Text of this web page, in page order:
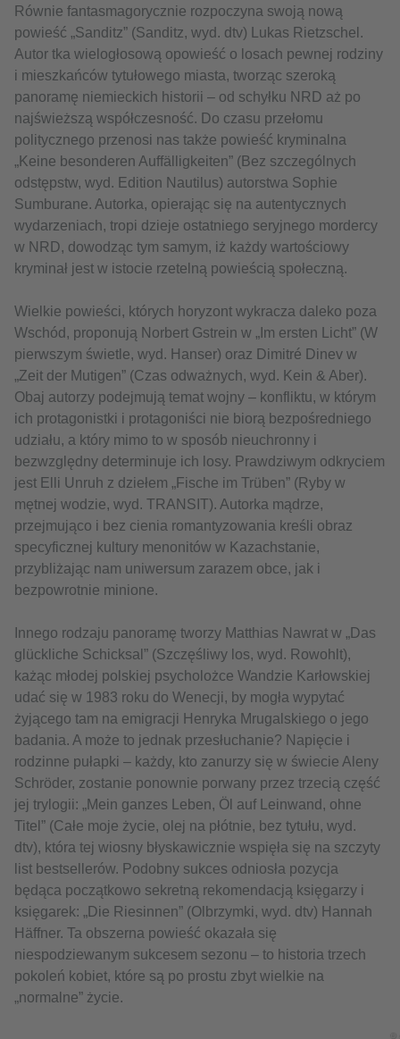
Równie fantasmagorycznie rozpoczyna swoją nową
powieść „Sanditz” (Sanditz, wyd. dtv) Lukas Rietzschel.
Autor tka wielogłosową opowieść o losach pewnej rodziny
i mieszkańców tytułowego miasta, tworząc szeroką
panoramę niemieckich historii – od schyłku NRD aż po
najświeższą współczesność. Do czasu przełomu
politycznego przenosi nas także powieść kryminalna
„Keine besonderen Auffälligkeiten” (Bez szczególnych
odstępstw, wyd. Edition Nautilus) autorstwa Sophie
Sumburane. Autorka, opierając się na autentycznych
wydarzeniach, tropi dzieje ostatniego seryjnego mordercy
w NRD, dowodząc tym samym, iż każdy wartościowy
kryminał jest w istocie rzetelną powieścią społeczną.
Wielkie powieści, których horyzont wykracza daleko poza
Wschód, proponują Norbert Gstrein w „Im ersten Licht” (W
pierwszym świetle, wyd. Hanser) oraz Dimitré Dinev w
„Zeit der Mutigen” (Czas odważnych, wyd. Kein & Aber).
Obaj autorzy podejmują temat wojny – konfliktu, w którym
ich protagonistki i protagoniści nie biorą bezpośredniego
udziału, a który mimo to w sposób nieuchronny i
bezwzględny determinuje ich losy. Prawdziwym odkryciem
jest Elli Unruh z dziełem „Fische im Trüben” (Ryby w
mętnej wodzie, wyd. TRANSIT). Autorka mądrze,
przejmująco i bez cienia romantyzowania kreśli obraz
specyficznej kultury menonitów w Kazachstanie,
przybliżając nam uniwersum zarazem obce, jak i
bezpowrotnie minione.
Innego rodzaju panoramę tworzy Matthias Nawrat w „Das
glückliche Schicksal” (Szczęśliwy los, wyd. Rowohlt),
każąc młodej polskiej psycholożce Wandzie Karłowskiej
udać się w 1983 roku do Wenecji, by mogła wypytać
żyjącego tam na emigracji Henryka Mrugalskiego o jego
badania. A może to jednak przesłuchanie? Napięcie i
rodzinne pułapki – każdy, kto zanurzy się w świecie Aleny
Schröder, zostanie ponownie porwany przez trzecią część
jej trylogii: „Mein ganzes Leben, Öl auf Leinwand, ohne
Titel” (Całe moje życie, olej na płótnie, bez tytułu, wyd.
dtv), która tej wiosny błyskawicznie wspięła się na szczyty
list bestsellerów. Podobny sukces odniosła pozycja
będąca początkowo sekretną rekomendacją księgarzy i
księgarek: „Die Riesinnen” (Olbrzymki, wyd. dtv) Hannah
Häffner. Ta obszerna powieść okazała się
niespodziewanym sukcesem sezonu – to historia trzech
pokoleń kobiet, które są po prostu zbyt wielkie na
„normalne” życie.